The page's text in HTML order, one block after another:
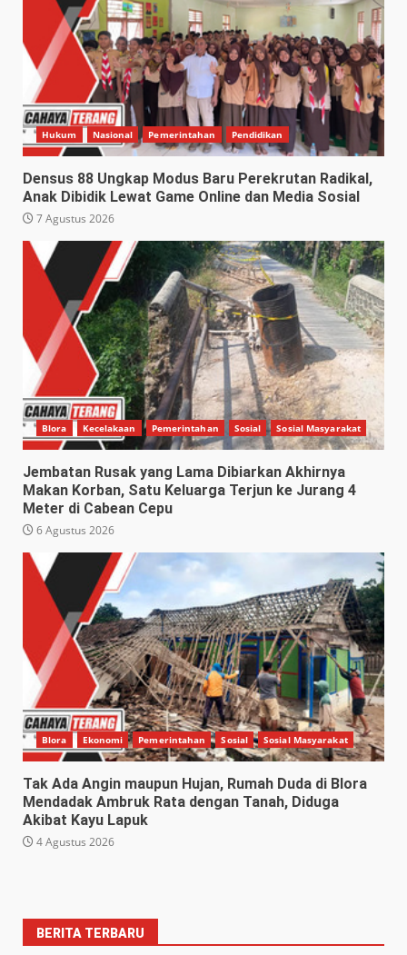
Hukum Nasional Pemerintahan Pendidikan
Densus 88 Ungkap Modus Baru Perekrutan Radikal,
Anak Dibidik Lewat Game Online dan Media Sosial
7 Agustus 2026
Blora Kecelakaan Pemerintahan Sosial Sosial Masyarakat
Jembatan Rusak yang Lama Dibiarkan Akhirnya
Makan Korban, Satu Keluarga Terjun ke Jurang 4
Meter di Cabean Cepu
6 Agustus 2026
Blora Ekonomi Pemerintahan Sosial Sosial Masyarakat
Tak Ada Angin maupun Hujan, Rumah Duda di Blora
Mendadak Ambruk Rata dengan Tanah, Diduga
Akibat Kayu Lapuk
4 Agustus 2026
BERITA TERBARU